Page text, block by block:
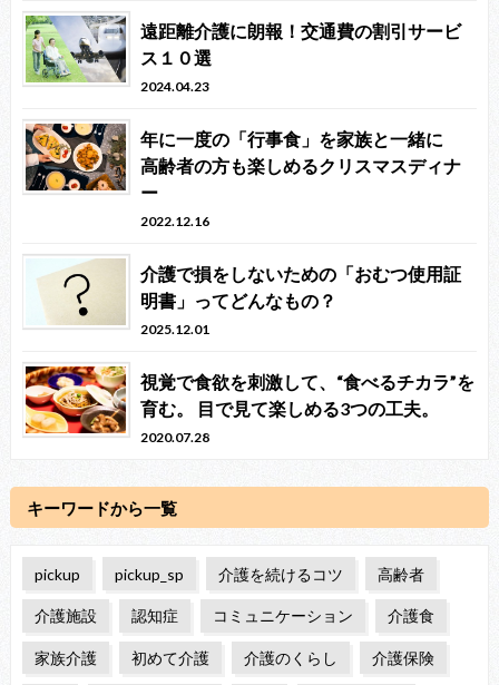
遠距離介護に朗報！交通費の割引サービ
ス１０選
2024.04.23
年に一度の「行事食」を家族と一緒に
高齢者の方も楽しめるクリスマスディナ
ー
2022.12.16
介護で損をしないための「おむつ使用証
明書」ってどんなもの？
2025.12.01
視覚で食欲を刺激して、“食べるチカラ”を
育む。 目で見て楽しめる3つの工夫。
2020.07.28
キーワードから一覧
pickup pickup_sp 介護を続けるコツ 高齢者
介護施設 認知症 コミュニケーション 介護食
家族介護 初めて介護 介護のくらし 介護保険